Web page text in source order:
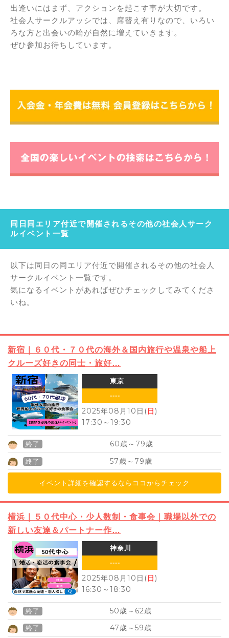
出逢いにはまず、アクションを起こす事が大切です。
社会人サークルアッシでは、席替え有りなので、いろい
ろな方と出会いの輪が自然に増えていきます。
ぜひ参加お待ちしています。
同日同エリア付近で開催されるその他の社会人サーク
ルイベント一覧
以下は同日の同エリア付近で開催されるその他の社会人
サークルイベント一覧です。
気になるイベントがあればぜひチェックしてみてくださ
いね。
新宿｜６０代・７０代の海外＆国内旅行や温泉や船上
クルーズ好きの同士・旅好…
東京
----
2025年08月10日(日)
17:30 ～ 19:30
終了 60歳～ 79歳
終了 57歳～ 79歳
イベント詳細を確認するならココからチェック
横浜｜５０代中心・少人数制・食事会｜職場以外での
新しい友達＆パートナー作…
神奈川
----
2025年08月10日(日)
16:30 ～ 18:30
終了 50歳～ 62歳
終了 47歳～ 59歳